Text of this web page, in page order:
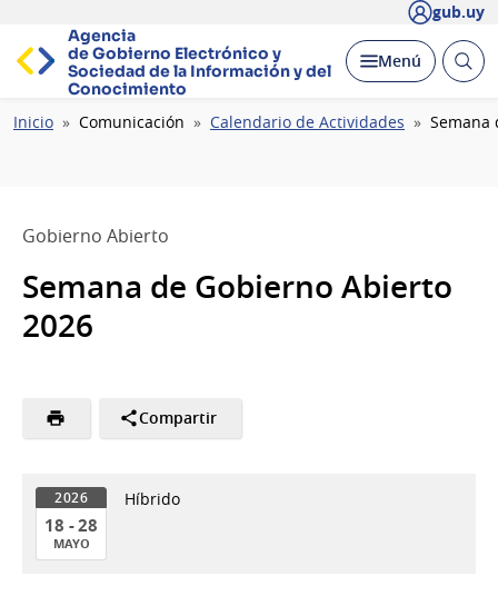
gub.uy
Agencia
de Gobierno Electrónico y
Sociedad de la Información y del
Conocimiento
Desplegar
Menú Abrir
Ruta
Inicio Comunicación Calendario de Actividades Semana
Gobierno Abierto
Semana de Gobierno Abierto
2026
Compartir
2026
18 - 28
MAYO
Híbrido